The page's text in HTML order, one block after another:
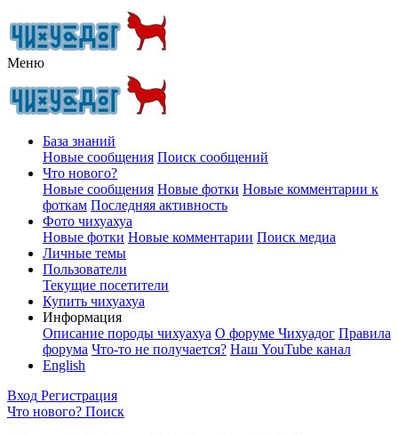
Меню
База знаний
Новые сообщения Поиск сообщений
Что нового?
Новые сообщения Новые фотки Новые комментарии к
фоткам Последняя активность
Фото чихуахуа
Новые фотки Новые комментарии Поиск медиа
Личные темы
Пользователи
Текущие посетители
Купить чихуахуа
Информация
Описание породы чихуахуа О форуме Чихуадог Правила
форума Что-то не получается? Наш YouTube канал
English
Вход Регистрация
Что нового? Поиск